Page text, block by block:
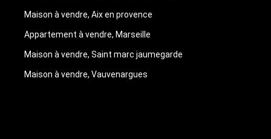
Maison à vendre, Aix en provence
Appartement à vendre, Marseille
Maison à vendre, Saint marc jaumegarde
Maison à vendre, Vauvenargues